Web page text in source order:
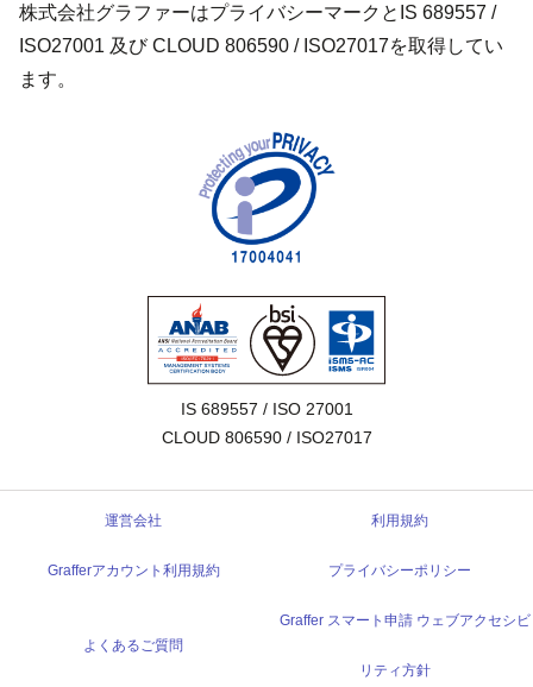
株式会社グラファーはプライバシーマークとIS 689557 /
ISO27001 及び CLOUD 806590 / ISO27017を取得してい
ます。
IS 689557 / ISO 27001
CLOUD 806590 / ISO27017
運営会社 利用規約
Grafferアカウント利用規約 プライバシーポリシー
よくあるご質問
Graffer スマート申請 ウェブアクセシビ
リティ方針